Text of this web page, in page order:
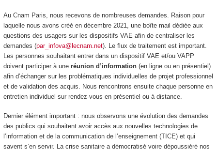
Au Cnam Paris, nous recevons de nombreuses demandes. Raison pour
laquelle nous avons créé en décembre 2021, une boîte mail dédiée aux
questions des usagers sur les dispositifs VAE afin de centraliser les
demandes (par_infova@lecnam.net). Le flux de traitement est important.
Les personnes souhaitant entrer dans un dispositif VAE et/ou VAPP
doivent participer à une réunion d’information(en ligne ou en présentiel)
afin d’échanger sur les problématiques individuelles de projet professionnel
et de validation des acquis. Nous rencontrons ensuite chaque personne en
entretien individuel sur rendez-vous en présentiel ou à distance.
Dernier élément important : nous observons une évolution des demandes
des publics qui souhaitent avoir accès aux nouvelles technologies de
l’information et de la communication de l’enseignement (TICE) et qui
savent s’en servir. La crise sanitaire a démocratisé voire dépoussiéré nos